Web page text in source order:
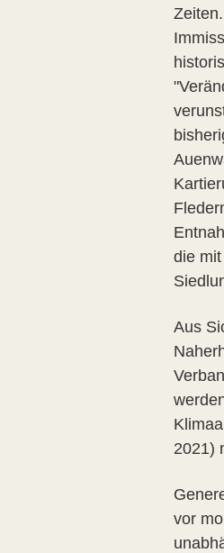
die
Aus
2021)
vor